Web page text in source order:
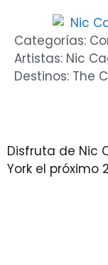
Categorías:
Artistas: Nic
Destinos: The
Disfruta de Nic
York el próximo